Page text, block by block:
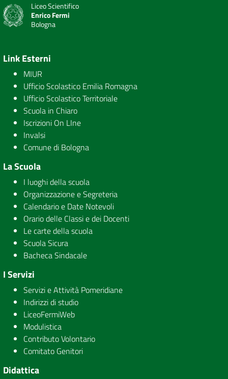
Liceo Scientifico
Enrico Fermi
Bologna
Link Esterni
MIUR
Ufficio Scolastico Emilia Romagna
Ufficio Scolastico Territoriale
Scuola in Chiaro
Iscrizioni On LIne
Invalsi
Comune di Bologna
La Scuola
I luoghi della scuola
Organizzazione e Segreteria
Calendario e Date Notevoli
Orario delle Classi e dei Docenti
Le carte della scuola
Scuola Sicura
Bacheca Sindacale
I Servizi
Servizi e Attività Pomeridiane
Indirizzi di studio
LiceoFermiWeb
Modulistica
Contributo Volontario
Comitato Genitori
Didattica